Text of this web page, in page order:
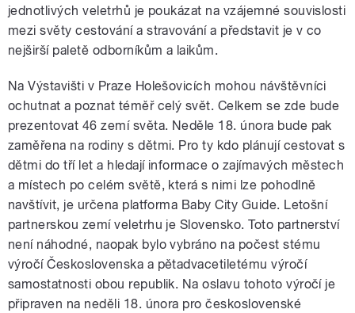
jednotlivých veletrhů je poukázat na vzájemné souvislosti
mezi světy cestování a stravování a představit je v co
nejširší paletě odborníkům a laikům.
Na Výstavišti v Praze Holešovicích mohou návštěvníci
ochutnat a poznat téměř celý svět. Celkem se zde bude
prezentovat 46 zemí světa. Neděle 18. února bude pak
zaměřena na rodiny s dětmi. Pro ty kdo plánují cestovat s
dětmi do tří let a hledají informace o zajímavých městech
a místech po celém světě, která s nimi lze pohodlně
navštívit, je určena platforma Baby City Guide. Letošní
partnerskou zemí veletrhu je Slovensko. Toto partnerství
není náhodné, naopak bylo vybráno na počest stému
výročí Československa a pětadvacetiletému výročí
samostatnosti obou republik. Na oslavu tohoto výročí je
připraven na neděli 18. února pro československé